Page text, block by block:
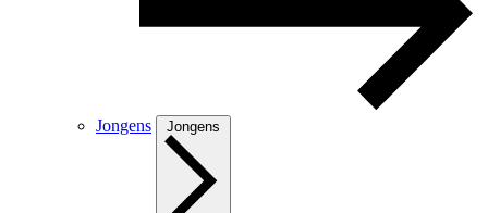
Jongens Jongens